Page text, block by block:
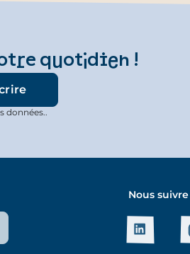
quotidien !
données..
Nous